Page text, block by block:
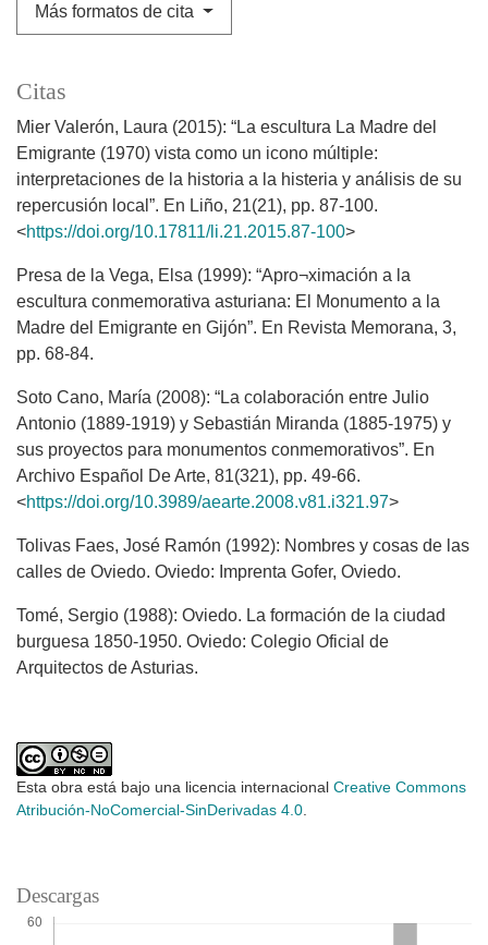
Más formatos de cita
Citas
Mier Valerón, Laura (2015): “La escultura La Madre del
Emigrante (1970) vista como un icono múltiple:
interpretaciones de la historia a la histeria y análisis de su
repercusión local”. En Liño, 21(21), pp. 87-100.
<https://doi.org/10.17811/li.21.2015.87-100>
Presa de la Vega, Elsa (1999): “Apro¬ximación a la
escultura conmemorativa asturiana: El Monumento a la
Madre del Emigrante en Gijón”. En Revista Memorana, 3,
pp. 68-84.
Soto Cano, María (2008): “La colaboración entre Julio
Antonio (1889-1919) y Sebastián Miranda (1885-1975) y
sus proyectos para monumentos conmemorativos”. En
Archivo Español De Arte, 81(321), pp. 49-66.
<https://doi.org/10.3989/aearte.2008.v81.i321.97>
Tolivas Faes, José Ramón (1992): Nombres y cosas de las
calles de Oviedo. Oviedo: Imprenta Gofer, Oviedo.
Tomé, Sergio (1988): Oviedo. La formación de la ciudad
burguesa 1850-1950. Oviedo: Colegio Oficial de
Arquitectos de Asturias.
Esta obra está bajo una licencia internacional Creative Commons
Atribución-NoComercial-SinDerivadas 4.0.
Descargas